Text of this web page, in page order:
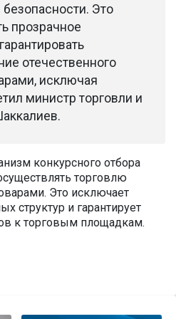
Это
прозрачное
отечественного
исключая
министр торговли и
конкурсного отбора
торговлю
Это исключает
структур и гарантирует
к торговым площадкам.